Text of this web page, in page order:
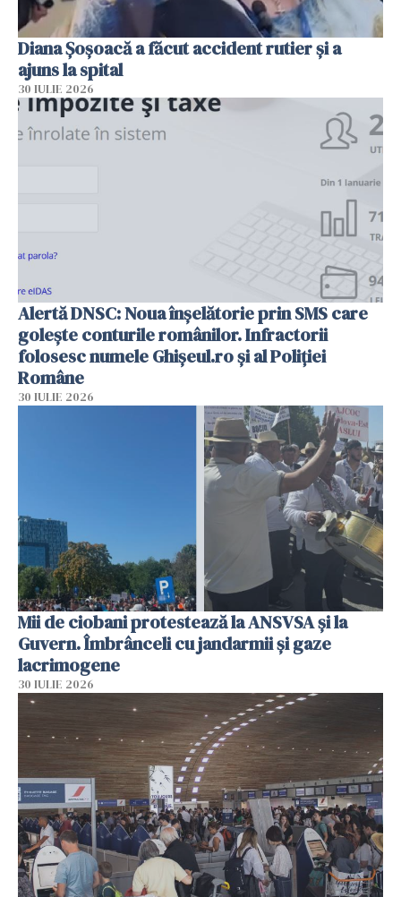
Diana Șoșoacă a făcut accident rutier și a
ajuns la spital
30 IULIE 2026
Alertă DNSC: Noua înșelătorie prin SMS care
golește conturile românilor. Infractorii
folosesc numele Ghișeul.ro și al Poliției
Române
30 IULIE 2026
Mii de ciobani protestează la ANSVSA și la
Guvern. Îmbrânceli cu jandarmii și gaze
lacrimogene
30 IULIE 2026